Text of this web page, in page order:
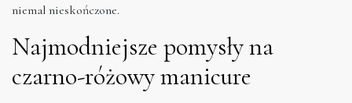
niemal nieskończone.
Najmodniejsze pomysły na
czarno-różowy manicure